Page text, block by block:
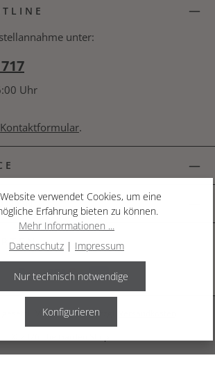
und die
Ergebnis der Gleichung in das
ein. *
unter:
Uhr
Kontaktformular.
gesetzl. Mehrwertsteuer zzgl.
verwendet Cookies, um eine
Erfahrung bieten zu können.
Mehr Informationen ...
Datenschutz | Impressum
Nur technisch notwendige
Konfigurieren